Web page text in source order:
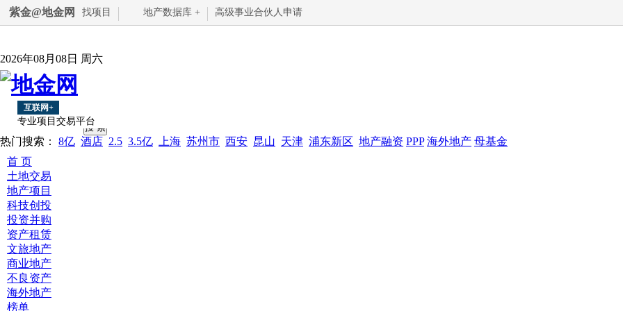
紫金@地金网 找项目 地产数据库 + 高级事业合伙人申请
2026年08月08日 周六
互联网+
专业项目交易平台
热门搜索： 8亿 酒店 2.5 3.5亿 上海 苏州市 西安 昆山 天津 浦东新区 地产融资 PPP 海外地产 母基金
首 页
土地交易
地产项目
科技创投
投资并购
资产租赁
文旅地产
商业地产
不良资产
海外地产
榜单